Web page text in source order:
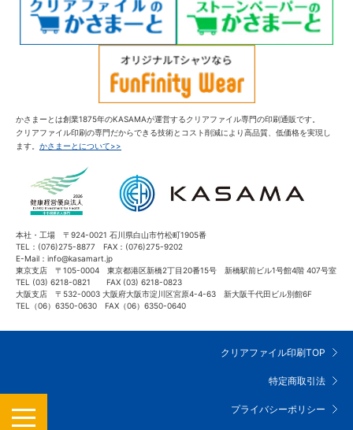
かさまーとは創業1875年のKASAMAが運営するクリアファイル専門の印刷通販です。
クリアファイル印刷の専門だからできる技術とコスト削減により高品質、低価格を実現し
ます。 かさまーとについて>>
本社・工場 〒924-0021 石川県白山市竹松町1905番
TEL：(076)275-8877 FAX：(076)275-9202
E-Mail：info@kasamart.jp
東京支店 〒105-0004 東京都港区新橋2丁目20番15号 新橋駅前ビル1号館4階 407号室
TEL (03) 6218-0821 FAX (03) 6218-0823
大阪支店 〒532-0003 大阪府大阪市淀川区宮原4-4-63 新大阪千代田ビル別館6F
TEL（06）6350-0630 FAX（06）6350-0640
クリアファイル印刷TOP
特定商取引法
プライバシーポリシー